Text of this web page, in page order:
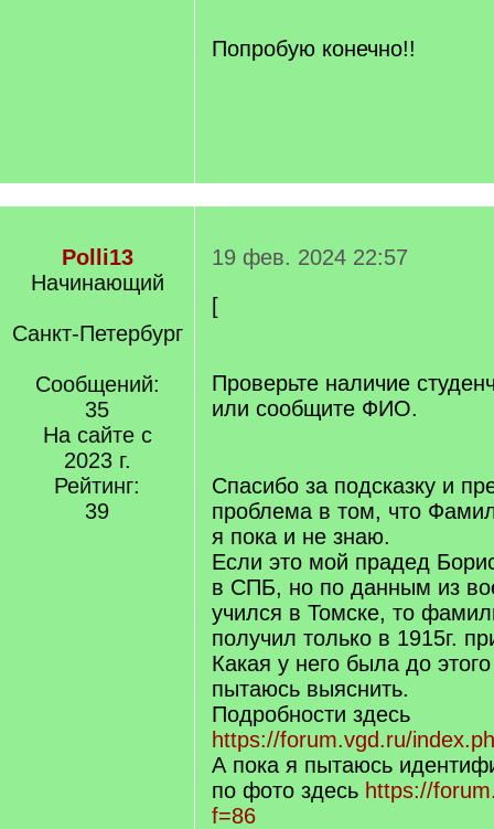
Попробую конечно!!
Polli13
Начинающий
Санкт-Петербург
Сообщений:
35
На сайте с
2023 г.
Рейтинг:
39
19 фев. 2024 22:57
[
Проверьте наличие
или сообщите ФИО.
Спасибо за подсказку и
проблема в том, что
я пока и не знаю.
Если это мой прадед
в СПБ, но по данным из
учился в Томске, то
получил только в 1915г.
Какая у него была до
пытаюсь выяснить.
Подробности здесь
https://forum.vgd.ru/
А пока я пытаюсь
по фото здесь https://
f=86